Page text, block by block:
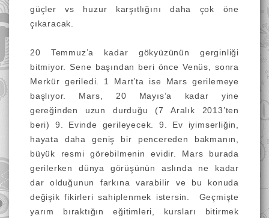
güçler vs huzur karşıtlığını daha çok öne
çıkaracak.
20 Temmuz’a kadar gökyüzünün gerginliği
bitmiyor. Sene başından beri önce Venüs, sonra
Merkür geriledi. 1 Mart’ta ise Mars gerilemeye
başlıyor. Mars, 20 Mayıs’a kadar yine
gereğinden uzun durduğu (7 Aralık 2013’ten
beri) 9. Evinde gerileyecek. 9. Ev iyimserliğin,
hayata daha geniş bir pencereden bakmanın,
büyük resmi görebilmenin evidir. Mars burada
gerilerken dünya görüşünün aslında ne kadar
dar olduğunun farkına varabilir ve bu konuda
değişik fikirleri sahiplenmek istersin. Geçmişte
yarım bıraktığın eğitimleri, kursları bitirmek